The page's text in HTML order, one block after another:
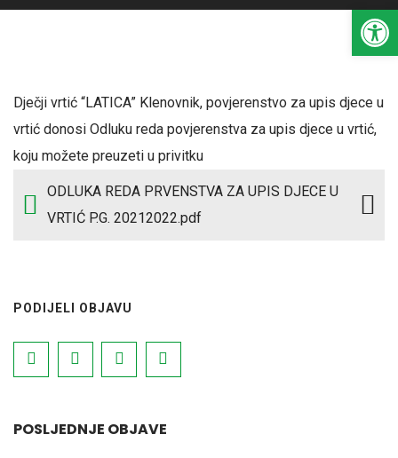
Open toolbar
Dječji vrtić “LATICA” Klenovnik, povjerenstvo za upis djece u
vrtić donosi Odluku reda povjerenstva za upis djece u vrtić,
koju možete preuzeti u privitku
ODLUKA REDA PRVENSTVA ZA UPIS DJECE U
VRTIĆ P.G. 20212022.pdf
PODIJELI OBJAVU
POSLJEDNJE OBJAVE